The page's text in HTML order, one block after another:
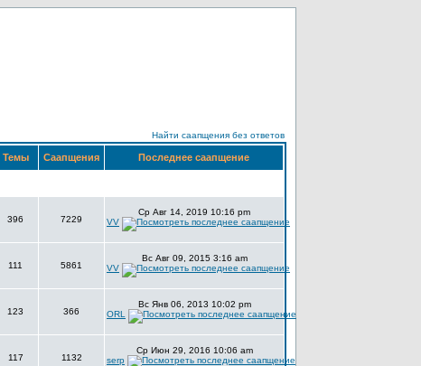
Найти саапщения без ответов
Темы Саапщения Последнее саапщение
396 7229
Ср Авг 14, 2019 10:16 pm
VV
111 5861
Вс Авг 09, 2015 3:16 am
VV
123 366
Вс Янв 06, 2013 10:02 pm
ORL
117 1132
Ср Июн 29, 2016 10:06 am
serp